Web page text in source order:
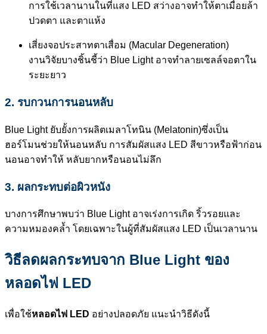
การใช้เวลานานในที่แสง LED สว่างอาจทำให้ตาเมื่อยล้า
ปวดตา และตาแห้ง
เสี่ยงจอประสาทตาเสื่อม (Macular Degeneration)
งานวิจัยบางชิ้นชี้ว่า Blue Light อาจทำลายเซลล์จอตาใน
ระยะยาว
2. รบกวนการนอนหลับ
Blue Light ยับยั้งการผลิตเมลาโทนิน (Melatonin)ซึ่งเป็น
ฮอร์โมนช่วยให้นอนหลับ การสัมผัสแสง LED สีขาวหรือฟ้าก่อน
นอนอาจทำให้ หลับยากหรือนอนไม่ลึก
3. ผลกระทบต่อผิวหนัง
บางการศึกษาพบว่า Blue Light อาจเร่งการเกิด ริ้วรอยและ
ความหมองคล้ำ โดยเฉพาะในผู้ที่สัมผัสแสง LED เป็นเวลานาน
วิธีลดผลกระทบจาก Blue Light ของ
หลอดไฟ LED
เพื่อใช้หลอดไฟ LED อย่างปลอดภัย แนะนำวิธีดังนี้